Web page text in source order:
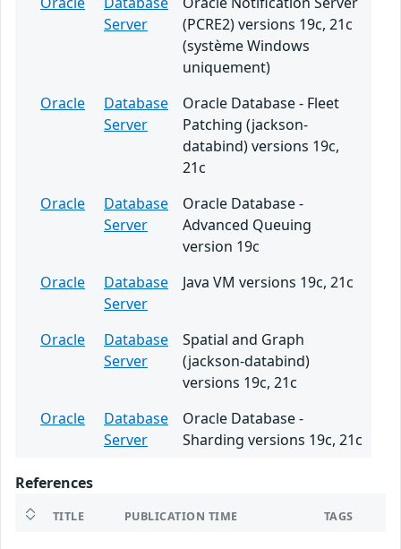
Server
(PCRE2) versions 19c, 21c
(système Windows
uniquement)
Oracle
Database
Server
Oracle Database - Fleet
Patching (jackson-
databind) versions 19c,
21c
Oracle
Database
Server
Oracle Database -
Advanced Queuing
version 19c
Oracle
Database
Server
Java VM versions 19c, 21c
Oracle
Database
Server
Spatial and Graph
(jackson-databind)
versions 19c, 21c
Oracle
Database
Server
Oracle Database -
Sharding versions 19c, 21c
References
TITLE PUBLICATION TIME TAGS